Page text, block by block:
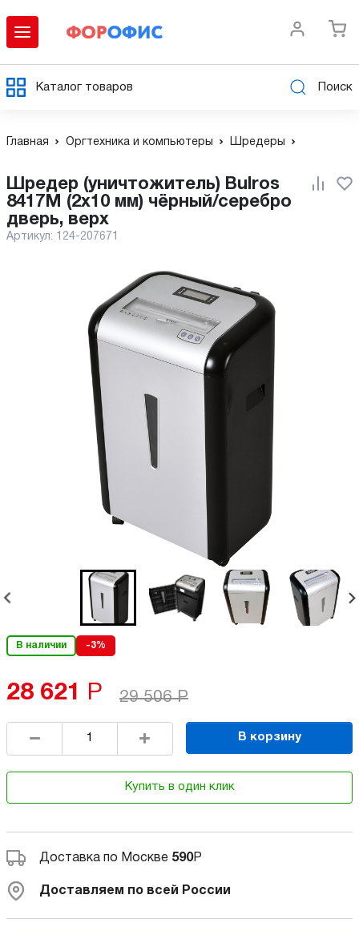
Каталог товаров Поиск
Главная Оргтехника и компьютеры Шредеры
Шредер (уничтожитель) Bulros
8417M (2x10 мм) чёрный/серебро
дверь, верх
Артикул: 124-207671
В наличии -3%
28 621 Р 29 506 Р
В корзину
Купить в один клик
Доставка по Москве 590Р
Доставляем по всей России